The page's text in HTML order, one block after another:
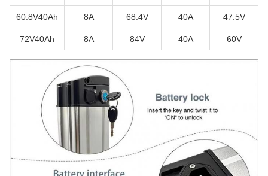
60.8V40Ah 8A 68.4V 40A 47.5V
72V40Ah 8A 84V 40A 60V